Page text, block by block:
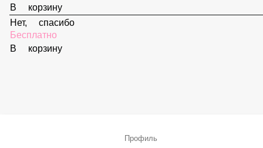
Соус «Ореховый»
59 ₽
В корзину